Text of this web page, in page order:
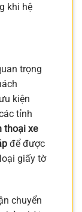
khi hệ
trọng
kiện
tỉnh
thoại xe
để được
giấy tờ
chuyển